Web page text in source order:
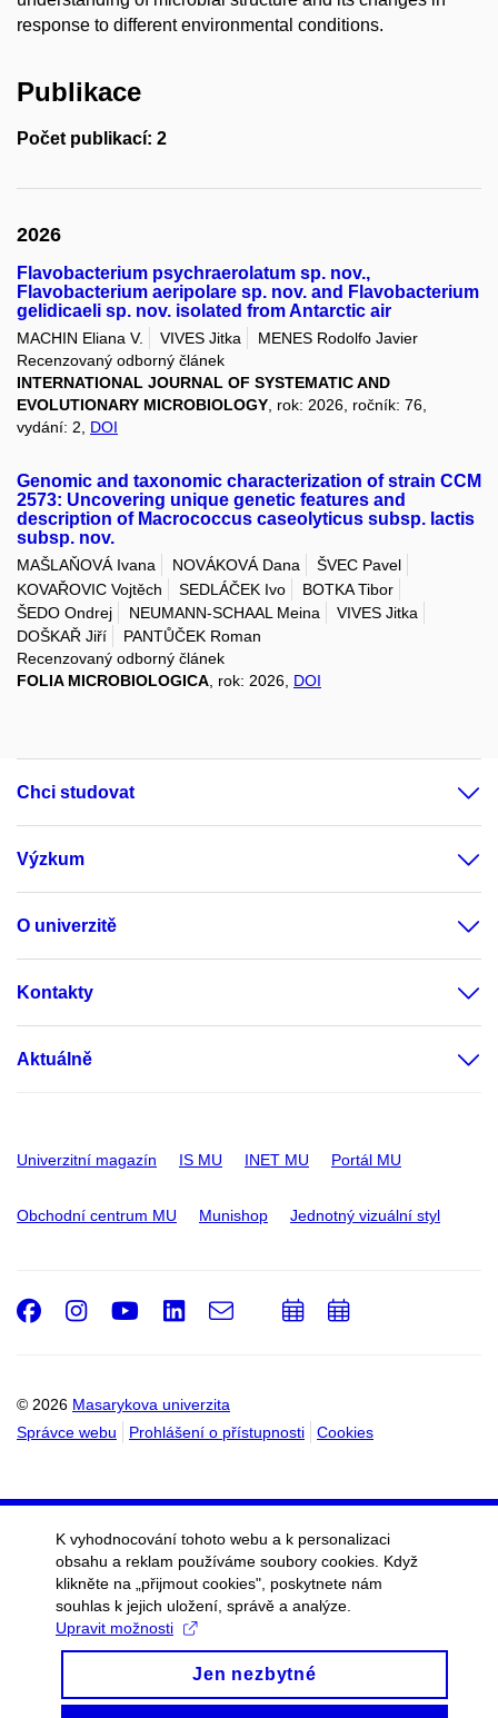
response to different environmental conditions.
Publikace
Počet publikací: 2
2026
Flavobacterium psychraerolatum sp. nov.,
Flavobacterium aeripolare sp. nov. and Flavobacterium
gelidicaeli sp. nov. isolated from Antarctic air
MACHIN Eliana V. VIVES Jitka
MENES Rodolfo Javier
Recenzovaný odborný článek
INTERNATIONAL JOURNAL OF SYSTEMATIC AND
EVOLUTIONARY MICROBIOLOGY , rok: 2026, ročník: 76,
vydání: 2, DOI
Genomic and taxonomic characterization of strain CCM
2573: Uncovering unique genetic features and
description of Macrococcus caseolyticus subsp. lactis
subsp. nov.
MAŠLAŇOVÁ Ivana NOVÁKOVÁ Dana
ŠVEC Pavel
KOVAŘOVIC Vojtěch
SEDLÁČEK Ivo
BOTKA Tibor
ŠEDO Ondrej
NEUMANN-SCHAAL Meina
VIVES Jitka
DOŠKAŘ Jiří
PANTŮČEK Roman
Recenzovaný odborný článek
FOLIA MICROBIOLOGICA, rok: 2026, DOI
Chci studovat
Výzkum
O univerzitě
Kontakty
Aktuálně
Univerzitní magazín IS MU INET MU Portál MU
Obchodní centrum MU Munishop Jednotný vizuální styl
© 2026 Masarykova univerzita
Správce webu
Prohlášení o přístupnosti Cookies
Facebook
Instagram
Youtube
LinkedIn
e-
PřidatPřidat
K vyhodnocování tohoto webu a k personalizaci
obsahu a reklam používáme soubory cookies. Když
klikněte na „přijmout cookies", poskytnete nám
souhlas k jejich uložení, správě a analýze.
Upravit možnosti
Jen nezbytné